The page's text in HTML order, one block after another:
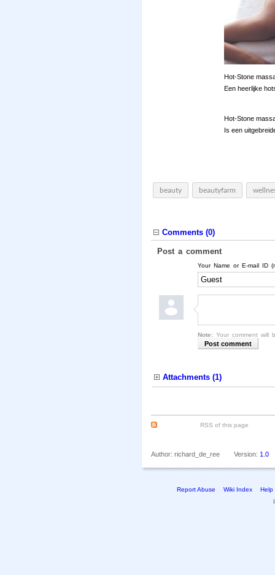
Hot-Stone
Een heerlijke
Hot-Stone
Is een
beauty beautyfarm
Comments (0)
Post a comment
Your Name or E-mail ID
Note: Your comment will
Attachments (1)
RSS of this page
Author: richard_de_ree Version: 1.0
Report Abuse Wiki Index Help